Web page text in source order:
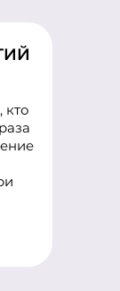
кто